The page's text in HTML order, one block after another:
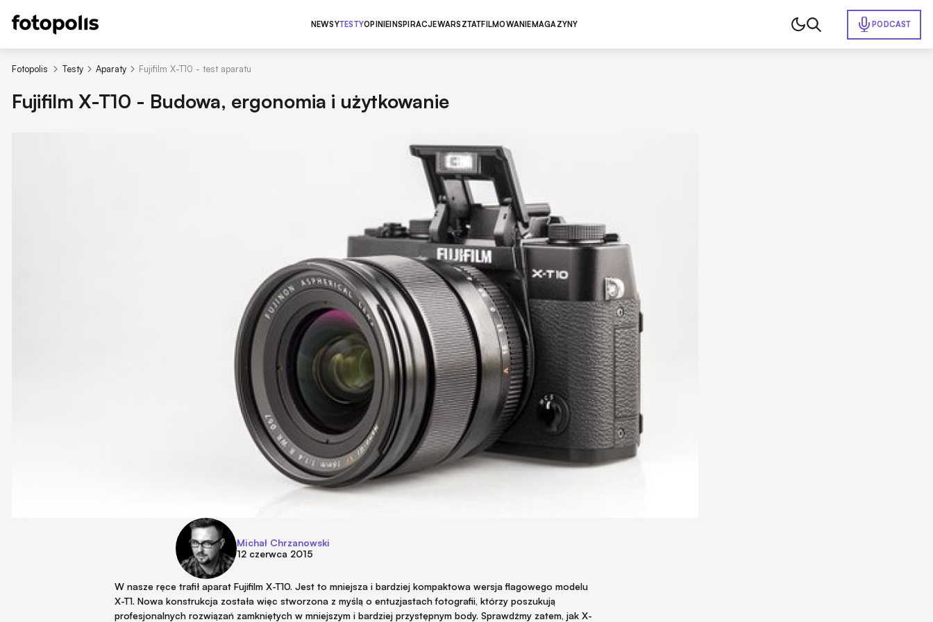
NEWSYTESTYOPINIEINSPIRACJEWARSZTATFILMOWANIEMAGAZYNY PODCAST
Fotopolis Testy Aparaty Fujifilm X-T10 - test aparatu
Fujifilm X-T10 - Budowa, ergonomia i użytkowanie
Michał Chrzanowski
12 czerwca 2015
W nasze ręce trafił aparat Fujifilm X-T10. Jest to mniejsza i bardziej kompaktowa wersja flagowego modelu
X-T1. Nowa konstrukcja została więc stworzona z myślą o entuzjastach fotografii, którzy poszukują
profesjonalnych rozwiązań zamkniętych w mniejszym i bardziej przystępnym body. Sprawdźmy zatem, jak X-